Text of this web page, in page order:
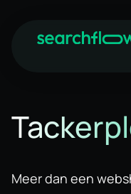
Meer dan een